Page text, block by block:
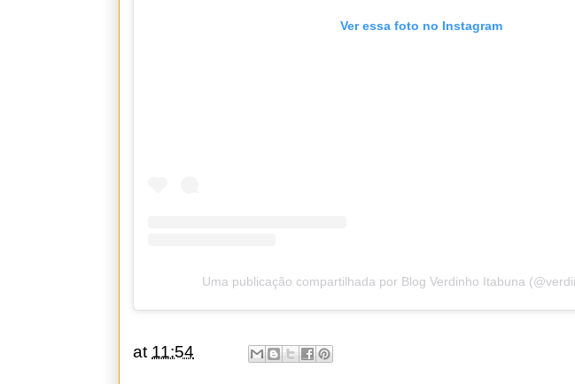
Ver essa foto no Instagram
Uma publicação compartilhada por Blog Verdinho Itabuna
at 11:54